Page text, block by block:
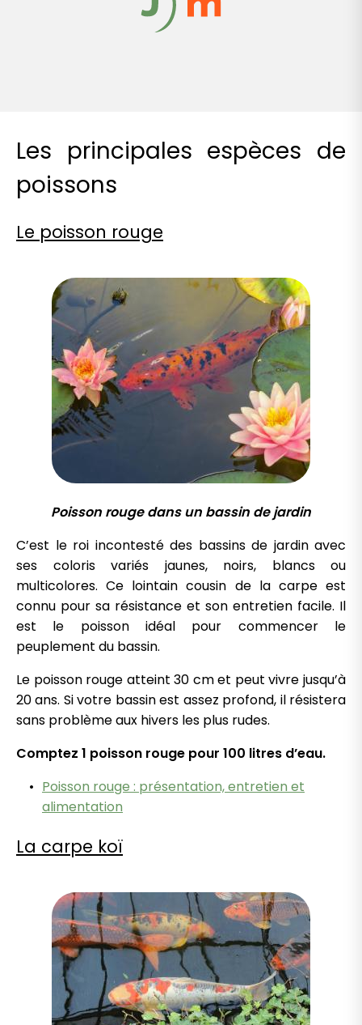
Les principales espèces de
poissons
Le poisson rouge
Poisson rouge dans un bassin de jardin
C’est le roi incontesté des bassins de jardin avec
ses coloris variés jaunes, noirs, blancs ou
multicolores. Ce lointain cousin de la carpe est
connu pour sa résistance et son entretien facile. Il
est le poisson idéal pour commencer le
peuplement du bassin.
Le poisson rouge atteint 30 cm et peut vivre jusqu’à
20 ans. Si votre bassin est assez profond, il résistera
sans problème aux hivers les plus rudes.
Comptez 1 poisson rouge pour 100 litres d’eau.
Poisson rouge : présentation, entretien et
alimentation
La carpe koï